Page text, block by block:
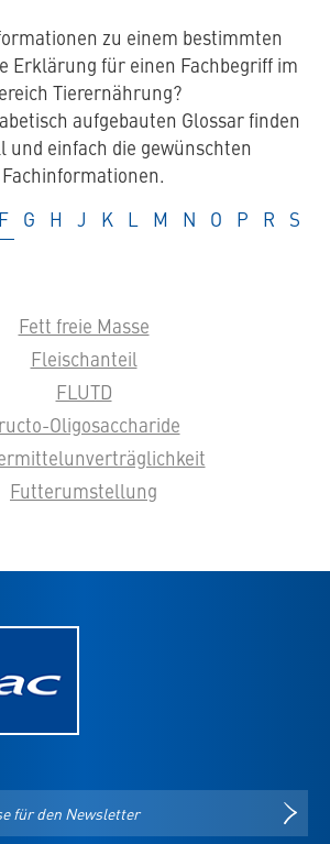
zu einem bestimmten
Erklärung für einen Fachbegriff im
Tierernährung?
aufgebauten Glossar finden
und einfach die gewünschten
Fachinformationen.
Glossar
F Glossar
G Glossar
H Glossar
J Glossar
K Glossar
L Glossar
M Glossar
N Glossar
O Glossar
P Glossar
R
S
Fett freie Masse
Fleischanteil
FLUTD
Oligosaccharide
Futterumstellung